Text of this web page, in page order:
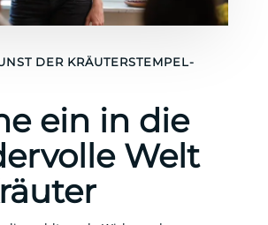
DER KRÄUTERSTEMPEL-
ein in die
Welt